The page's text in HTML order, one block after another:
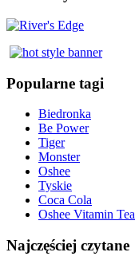
Popularne tagi
Biedronka
Be Power
Tiger
Monster
Oshee
Tyskie
Coca Cola
Oshee Vitamin Tea
Najczęściej czytane